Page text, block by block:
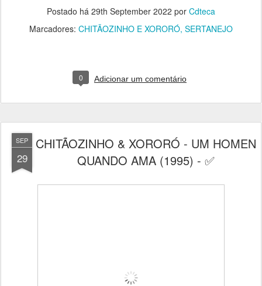
Postado há 29th September 2022 por Cdteca
Marcadores: CHITÃOZINHO E XORORÓ SERTANEJO
0 Adicionar um comentário
SEP
29
CHITÃOZINHO & XORORÓ - UM HOMEN
QUANDO AMA (1995) - ✅